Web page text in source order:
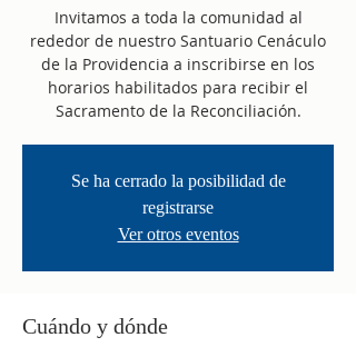
Invitamos a toda la comunidad al
rededor de nuestro Santuario Cenáculo
de la Providencia a inscribirse en los
horarios habilitados para recibir el
Sacramento de la Reconciliación.
Se ha cerrado la posibilidad de
registrarse
Ver otros eventos
Cuándo y dónde